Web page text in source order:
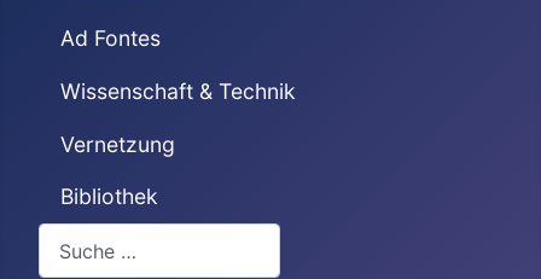
Ad Fontes
Wissenschaft & Technik
Vernetzung
Bibliothek